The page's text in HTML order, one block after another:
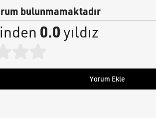
bulunmamaktadır
0.0yıldız
Yorum Ekle